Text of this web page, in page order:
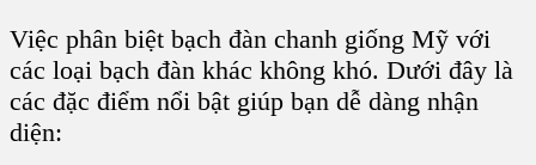
Việc phân biệt bạch đàn chanh giống Mỹ với
các loại bạch đàn khác không khó. Dưới đây là
các đặc điểm nổi bật giúp bạn dễ dàng nhận
diện: